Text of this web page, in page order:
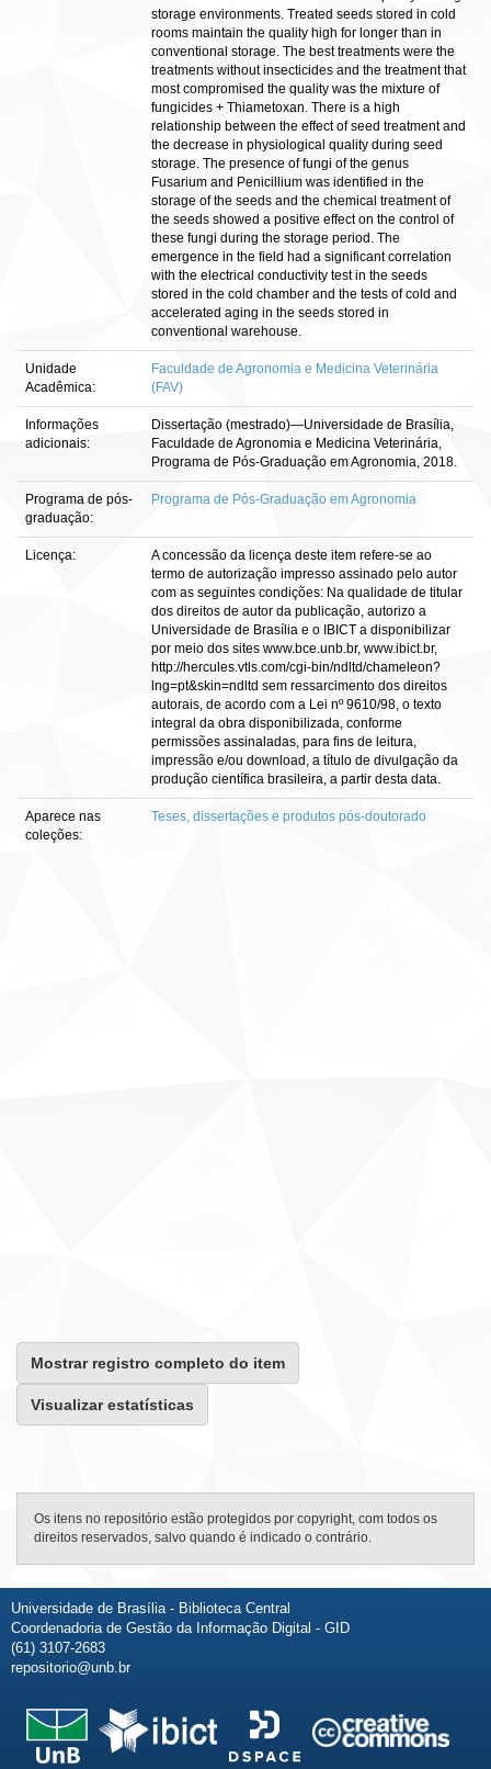
storage environments. Treated seeds stored in cold
rooms maintain the quality high for longer than in
conventional storage. The best treatments were the
treatments without insecticides and the treatment that
most compromised the quality was the mixture of
fungicides + Thiametoxan. There is a high
relationship between the effect of seed treatment and
the decrease in physiological quality during seed
storage. The presence of fungi of the genus
Fusarium and Penicillium was identified in the
storage of the seeds and the chemical treatment of
the seeds showed a positive effect on the control of
these fungi during the storage period. The
emergence in the field had a significant correlation
with the electrical conductivity test in the seeds
stored in the cold chamber and the tests of cold and
accelerated aging in the seeds stored in
conventional warehouse.
Unidade
Acadêmica:
Faculdade de Agronomia e Medicina Veterinária
(FAV)
Informações
adicionais:
Dissertação (mestrado)—Universidade de Brasília,
Faculdade de Agronomia e Medicina Veterinária,
Programa de Pós-Graduação em Agronomia, 2018.
Programa de pós-
graduação:
Programa de Pós-Graduação em Agronomia
Licença:
A concessão da licença deste item refere-se ao
termo de autorização impresso assinado pelo autor
com as seguintes condições: Na qualidade de titular
dos direitos de autor da publicação, autorizo a
Universidade de Brasília e o IBICT a disponibilizar
por meio dos sites www.bce.unb.br, www.ibict.br,
http://hercules.vtls.com/cgi-bin/ndltd/chameleon?
lng=pt&skin=ndltd sem ressarcimento dos direitos
autorais, de acordo com a Lei nº 9610/98, o texto
integral da obra disponibilizada, conforme
permissões assinaladas, para fins de leitura,
impressão e/ou download, a título de divulgação da
produção científica brasileira, a partir desta data.
Aparece nas
coleções:
Teses, dissertações e produtos pós-doutorado
Mostrar registro completo do item
Visualizar estatísticas
Os itens no repositório estão protegidos por copyright, com todos os
direitos reservados, salvo quando é indicado o contrário.
Universidade de Brasília - Biblioteca Central
Coordenadoria de Gestão da Informação Digital - GID
(61) 3107-2683
repositorio@unb.br